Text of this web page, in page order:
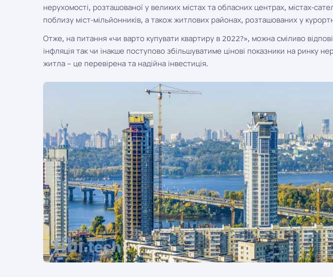
нерухомості, розташованої у великих містах та обласних центрах, містах-
поблизу міст-мільйонників, а також житлових районах, розташованих у
Отже, на питання «чи варто купувати квартиру в 2022?», можна сміливо
інфляція так чи інакше поступово збільшуватиме цінові показники на ринку
житла – це перевірена та надійна інвестиція.